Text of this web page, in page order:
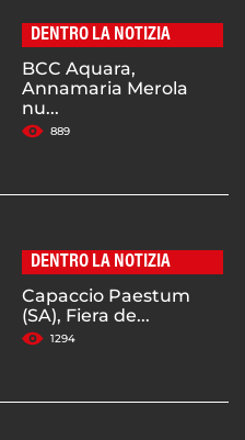
DENTRO LA NOTIZIA
BCC Aquara,
Annamaria Merola
nu...
889
DENTRO LA NOTIZIA
Capaccio Paestum
(SA), Fiera de...
1294